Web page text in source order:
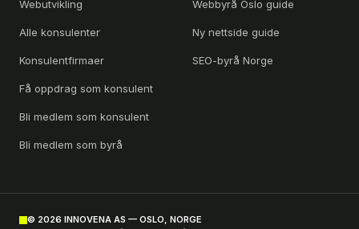
Webutvikling
Alle konsulenter
Konsulentfirmaer
Få oppdrag som konsulent
Bli medlem som konsulent
Bli medlem som byrå
Webbyrå Oslo guide
Ny nettside guide
SEO-byrå Norge
© 2026 INNOVENA AS — OSLO, NORGE